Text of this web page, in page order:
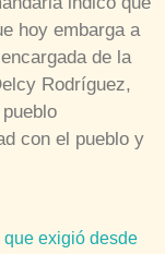
hoy embarga a
de la
Rodríguez,
con el pueblo y
exigió desde